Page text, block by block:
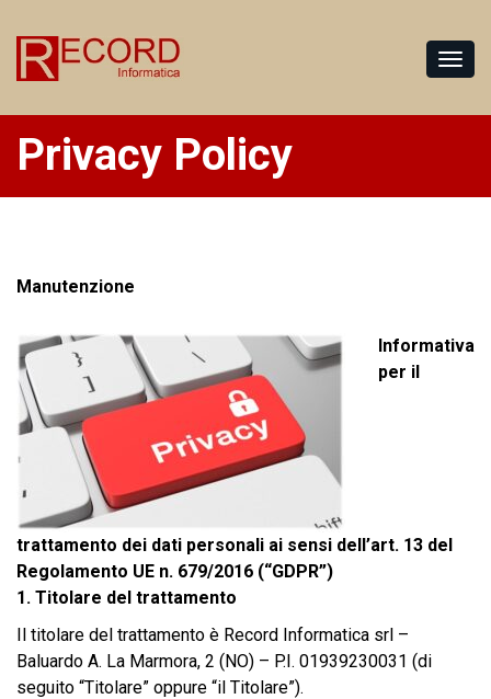
Privacy Policy
Manutenzione
Informativa
per il
trattamento dei dati personali ai sensi dell’art. 13 del
Regolamento UE n. 679/2016 (“GDPR”)
1. Titolare del trattamento
Il titolare del trattamento è Record Informatica srl –
Baluardo A. La Marmora, 2 (NO) – P.I. 01939230031 (di
seguito “Titolare” oppure “il Titolare”).